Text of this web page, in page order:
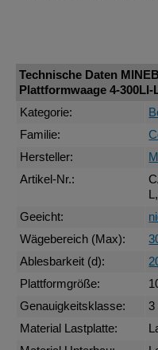
Technische Daten
Plattformwaage 4-
Kategorie:
Familie:
Hersteller:
Artikel-Nr.:
Geeicht:
Wägebereich (Max):
Ablesbarkeit (d):
Plattformgröße:
Genauigkeitsklasse:
3
Material Lastplatte: